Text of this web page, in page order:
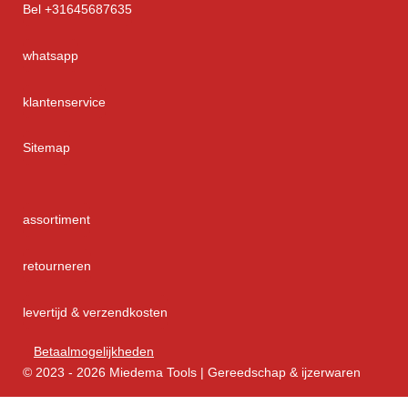
Bel +31645687635
whatsapp
klantenservice
Sitemap
assortiment
retourneren
levertijd & verzendkosten
Betaalmogelijkheden
© 2023 - 2026 Miedema Tools | Gereedschap & ijzerwaren